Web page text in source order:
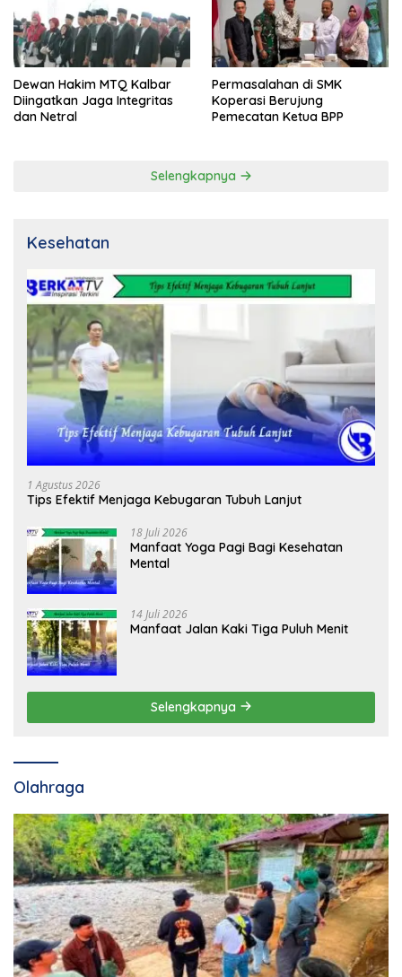
Dewan Hakim MTQ Kalbar
Diingatkan Jaga Integritas
dan Netral
Permasalahan di SMK
Koperasi Berujung
Pemecatan Ketua BPP
Selengkapnya
Kesehatan
1 Agustus 2026
Tips Efektif Menjaga Kebugaran Tubuh Lanjut
18 Juli 2026
Manfaat Yoga Pagi Bagi Kesehatan
Mental
14 Juli 2026
Manfaat Jalan Kaki Tiga Puluh Menit
Selengkapnya
Olahraga